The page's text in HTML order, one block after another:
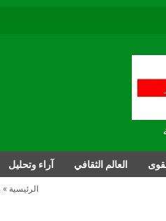
العالم الثقافي آراء وتحليل
الرئيسية »